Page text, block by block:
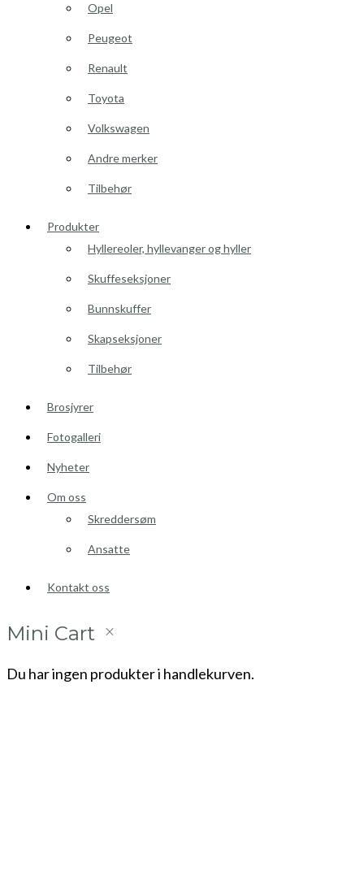
Opel
Peugeot
Renault
Toyota
Volkswagen
Andre merker
Tilbehør
Produkter
Hyllereoler, hyllevanger og hyller
Skuffeseksjoner
Bunnskuffer
Skapseksjoner
Tilbehør
Brosjyrer
Fotogalleri
Nyheter
Om oss
Skreddersøm
Ansatte
Kontakt oss
Mini Cart
Du har ingen produkter i handlekurven.